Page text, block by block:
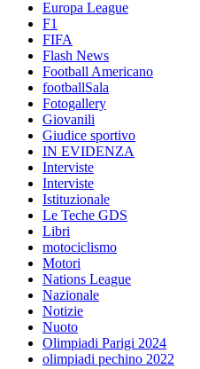
Europa League
F1
FIFA
Flash News
Football Americano
footballSala
Fotogallery
Giovanili
Giudice sportivo
IN EVIDENZA
Interviste
Interviste
Istituzionale
Le Teche GDS
Libri
motociclismo
Motori
Nations League
Nazionale
Notizie
Nuoto
Olimpiadi Parigi 2024
olimpiadi pechino 2022